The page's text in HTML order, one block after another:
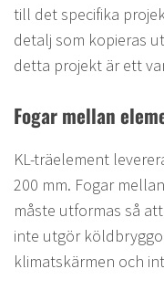
till det specifika
detalj som kopieras
detta projekt är ett
Fogar mellan
KL-träelement
200 mm. Fogar
måste utformas så
inte utgör
klimatskärmen och